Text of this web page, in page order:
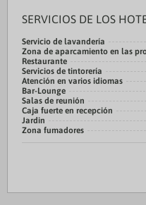
SERVICIOS DE LOS
Servicio de lavandería
Zona de aparcamiento en las
Restaurante
Servicios de tintorería
Atención en varios idiomas
Bar-Lounge
Salas de reunión
Caja fuerte en recepción
Jardin
Zona fumadores